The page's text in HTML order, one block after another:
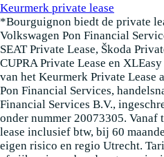
Keurmerk private lease
*Bourguignon biedt de private
Volkswagen Pon Financial
SEAT Private Lease, Škoda
CUPRA Private Lease en
van het Keurmerk Private Lease
Pon Financial Services,
Financial Services B.V.,
onder nummer 20073305.
lease inclusief btw, bij 60
eigen risico en regio Utrecht.